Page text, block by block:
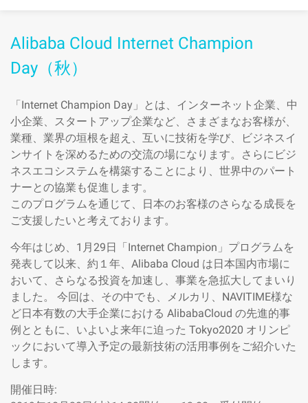
Alibaba Cloud Internet Champion
Day（秋）
「Internet Champion Day」とは、インターネット企業、中
小企業、スタートアップ企業など、さまざまなお客様が、
業種、業界の垣根を超え、互いに技術を学び、ビジネスイ
ンサイトを深めるための交流の場になります。さらにビジ
ネスエコシステムを構築することにより、世界中のパート
ナーとの協業も促進します。
このプログラムを通じて、日本のお客様のさらなる成長を
ご支援したいと考えております。
今年はじめ、1月29日「Internet Champion」プログラムを
発表して以来、約１年、Alibaba Cloud は日本国内市場に
おいて、さらなる投資を加速し、事業を急拡大してまいり
ました。 今回は、その中でも、メルカリ、NAVITIME様な
ど日本有数の大手企業における AlibabaCloud の先進的事
例とともに、いよいよ来年に迫った Tokyo2020 オリンピ
ックにおいて導入予定の最新技術の活用事例をご紹介いた
します。
開催日時: